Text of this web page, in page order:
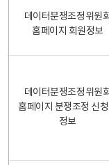
데이터분쟁조정위원회
홈페이지 회원정보
데이터분쟁조정위원회
홈페이지 분쟁조정 신
정보